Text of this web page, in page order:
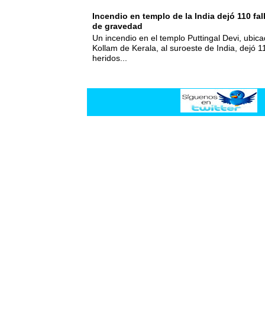
Incendio en templo de la India dejó 110
de gravedad
Un incendio en el templo Puttingal Devi,
Kollam de Kerala, al suroeste de India, dejó
heridos...